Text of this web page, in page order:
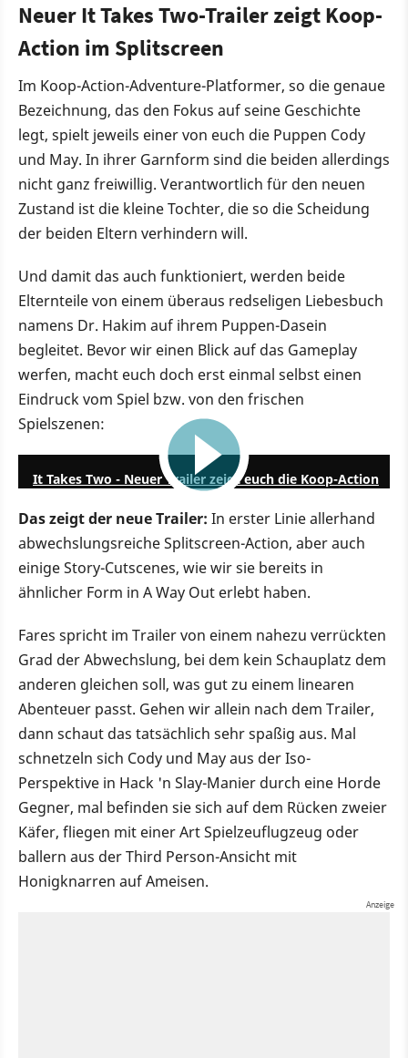
Neuer It Takes Two-Trailer zeigt Koop-
Action im Splitscreen
Im Koop-Action-Adventure-Platformer, so die genaue
Bezeichnung, das den Fokus auf seine Geschichte
legt, spielt jeweils einer von euch die Puppen Cody
und May. In ihrer Garnform sind die beiden allerdings
nicht ganz freiwillig. Verantwortlich für den neuen
Zustand ist die kleine Tochter, die so die Scheidung
der beiden Eltern verhindern will.
Und damit das auch funktioniert, werden beide
Elternteile von einem überaus redseligen Liebesbuch
namens Dr. Hakim auf ihrem Puppen-Dasein
begleitet. Bevor wir einen Blick auf das Gameplay
werfen, macht euch doch erst einmal selbst einen
Eindruck vom Spiel bzw. von den frischen
Spielszenen:
It Takes Two - Neuer Trailer zeigt euch die Koop-Action
Das zeigt der neue Trailer: In erster Linie allerhand
abwechslungsreiche Splitscreen-Action, aber auch
einige Story-Cutscenes, wie wir sie bereits in
ähnlicher Form in A Way Out erlebt haben.
Fares spricht im Trailer von einem nahezu verrückten
Grad der Abwechslung, bei dem kein Schauplatz dem
anderen gleichen soll, was gut zu einem linearen
Abenteuer passt. Gehen wir allein nach dem Trailer,
dann schaut das tatsächlich sehr spaßig aus. Mal
schnetzeln sich Cody und May aus der Iso-
Perspektive in Hack 'n Slay-Manier durch eine Horde
Gegner, mal befinden sie sich auf dem Rücken zweier
Käfer, fliegen mit einer Art Spielzeuflugzeug oder
ballern aus der Third Person-Ansicht mit
Honigknarren auf Ameisen.